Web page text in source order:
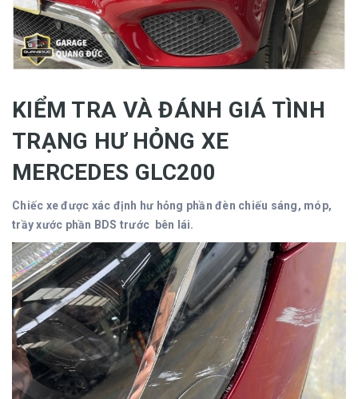
KIỂM TRA VÀ ĐÁNH GIÁ TÌNH
TRẠNG HƯ HỎNG XE
MERCEDES GLC200
Chiếc xe được xác định hư hỏng phần đèn chiếu sáng, móp,
trầy xước phần BDS trước bên lái.